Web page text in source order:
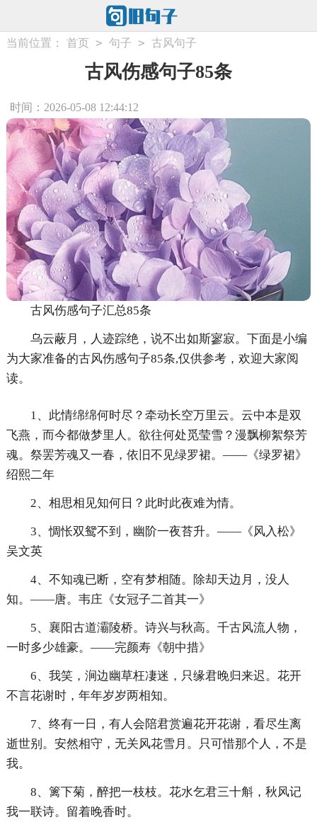
当前位置： 首页 > 句子 > 古风句子
古风伤感句子85条
时间：2026-05-08 12:44:12
古风伤感句子汇总85条
乌云蔽月，人迹踪绝，说不出如斯寥寂。下面是小编
为大家准备的古风伤感句子85条,仅供参考，欢迎大家阅
读。
1、此情绵绵何时尽？牵动长空万里云。云中本是双
飞燕，而今都做梦里人。欲往何处觅莹雪？漫飘柳絮祭芳
魂。祭罢芳魂又一春，依旧不见绿罗裙。——《绿罗裙》
绍熙二年
2、相思相见知何日？此时此夜难为情。
3、惆怅双鸳不到，幽阶一夜苔升。——《风入松》
吴文英
4、不知魂已断，空有梦相随。除却天边月，没人
知。——唐。韦庄《女冠子二首其一》
5、襄阳古道灞陵桥。诗兴与秋高。千古风流人物，
一时多少雄豪。——完颜寿《朝中措》
6、我笑，涧边幽草枉凄迷，只缘君晚归来迟。花开
不言花谢时，年年岁岁两相知。
7、终有一日，有人会陪君赏遍花开花谢，看尽生离
逝世别。安然相守，无关风花雪月。只可惜那个人，不是
我。
8、篱下菊，醉把一枝枝。花水乞君三十斛，秋风记
我一联诗。留着晚香时。